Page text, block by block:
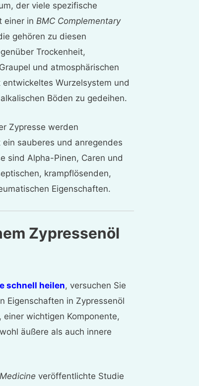
der viele spezifische
einer inBMC Complementary
gehören zu diesen
Trockenheit,
und atmosphärischen
Wurzelsystem und
Böden zu gedeihen.
Zypresse werden
sauberes und anregendes
sind Alpha-Pinen, Caren und
krampflösenden,
Eigenschaften.
Zypressenöl
schnell heilen, versuchen Sie
Eigenschaften in Zypressenöl
wichtigen Komponente,
äußere als auch innere
veröffentlichte Studie